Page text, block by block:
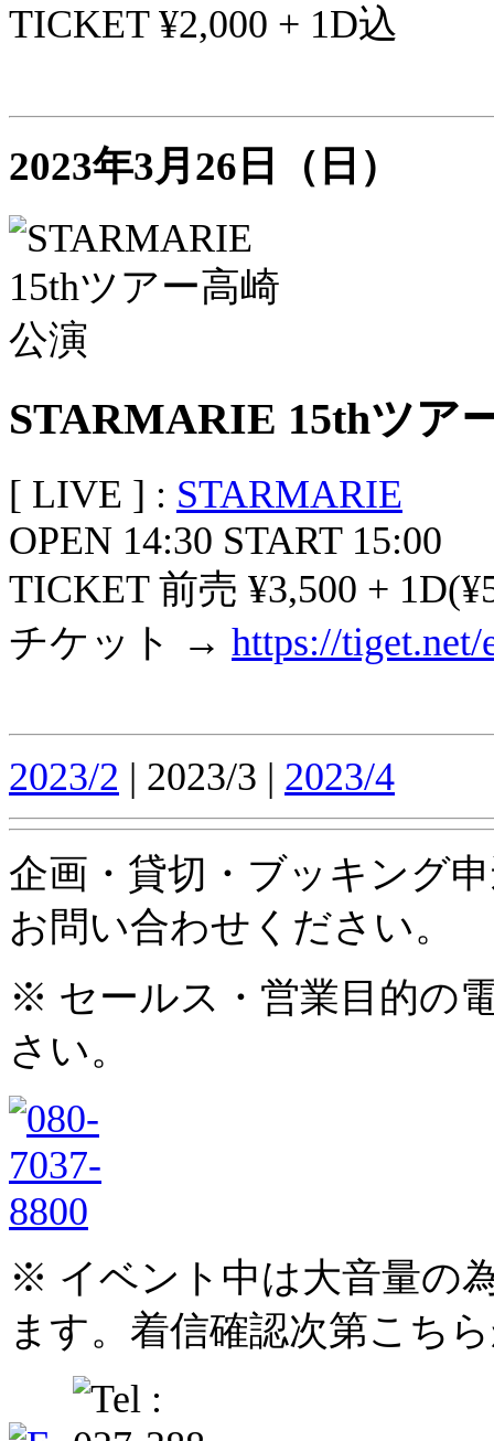
TICKET ¥2,000 + 1D込
2023年3月26日（日）
STARMARIE 15thツア
[ LIVE ] : STARMARIE
OPEN 14:30 START 15:00
TICKET 前売 ¥3,500 +
チケット → https://tiget.net/
2023/2 | 2023/3 | 2023/4
企画・貸切・ブッキング
お問い合わせください。
※ セールス・営業目的の
さい。
※ イベント中は大音量の
ます。着信確認次第こち